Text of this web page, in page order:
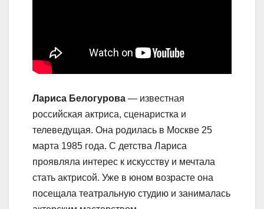
Лариса Белогурова — известная
российская актриса, сценаристка и
телеведущая. Она родилась в Москве 25
марта 1985 года. С детства Лариса
проявляла интерес к искусству и мечтала
стать актрисой. Уже в юном возрасте она
посещала театральную студию и занималась